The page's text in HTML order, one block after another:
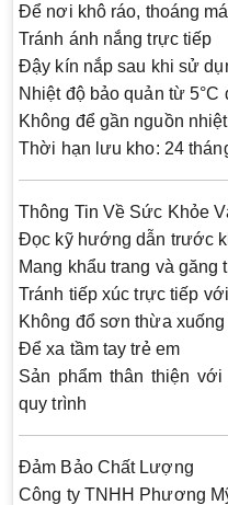
Để nơi khô ráo, thoáng
Tránh ánh nắng trực tiếp
Đậy kín nắp sau khi sử
Nhiệt độ bảo quản từ 5°C
Không để gần nguồn
Thời hạn lưu kho: 24
Thông Tin Về Sức Khỏe
Đọc kỹ hướng dẫn trước
Mang khẩu trang và găng
Tránh tiếp xúc trực tiếp
Không đổ sơn thừa
Để xa tầm tay trẻ em
Sản phẩm thân thiện
quy trình
Đảm Bảo Chất Lượng
Công ty TNHH Phương